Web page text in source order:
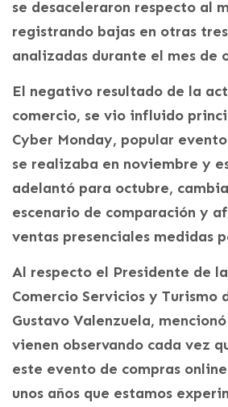
se desaceleraron respecto al
registrando bajas en otras
analizadas durante el mes de
El negativo resultado de la
comercio, se vio influido
Cyber Monday, popular
se realizaba en noviembre y
adelantó para octubre,
escenario de comparación y
ventas presenciales medidas
Al respecto el Presidente de
Comercio Servicios y Turismo
Gustavo Valenzuela,
vienen observando cada vez
este evento de compras
unos años que estamos